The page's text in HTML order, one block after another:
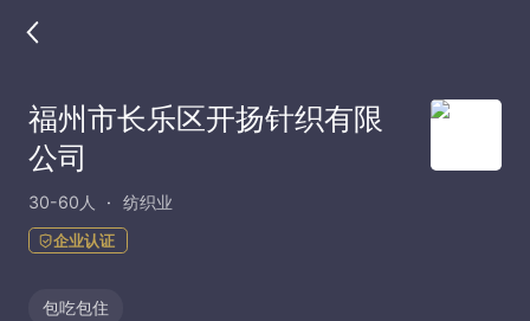
福州市长乐区开扬针织有限
公司
30-60人 纺织业
企业认证
包吃包住